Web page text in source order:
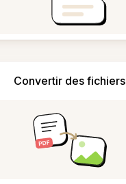
Convertir des fichiers